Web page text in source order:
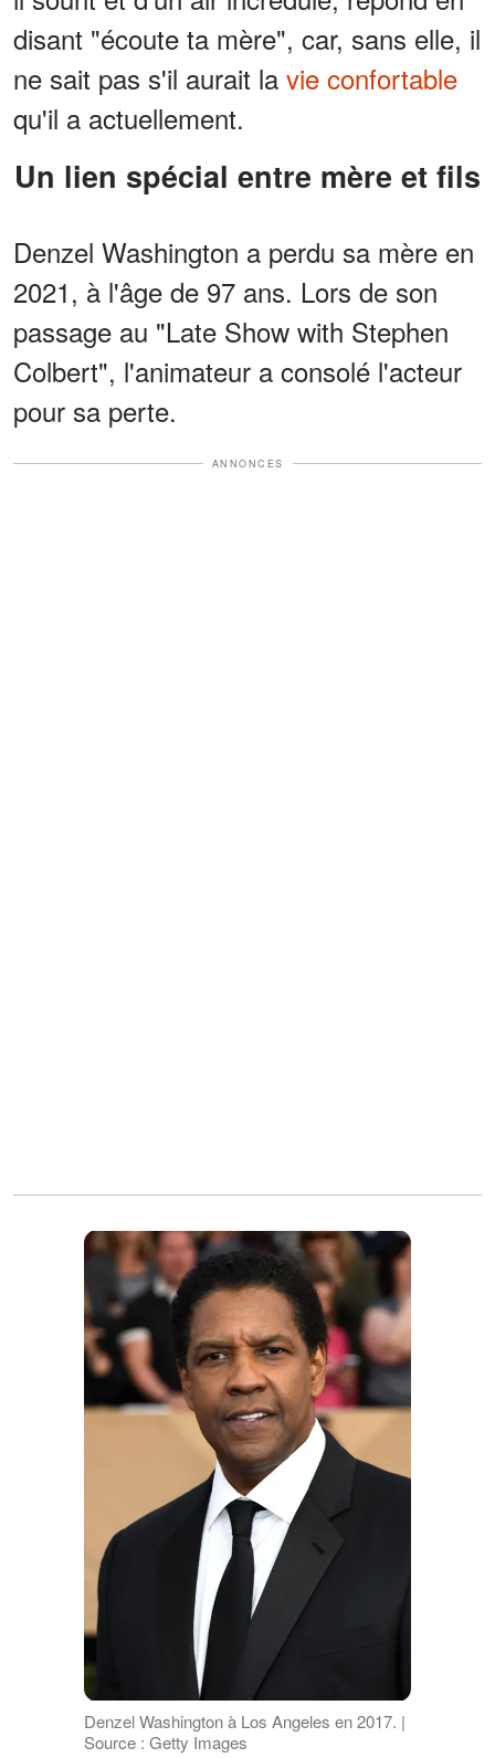
disant "écoute ta mère", car, sans elle, il
ne sait pas s'il aurait la vie confortable
qu'il a actuellement.
Un lien spécial entre mère et fils
Denzel Washington a perdu sa mère en
2021, à l'âge de 97 ans. Lors de son
passage au "Late Show with Stephen
Colbert", l'animateur a consolé l'acteur
pour sa perte.
ANNONCES
Denzel Washington à Los Angeles en 2017. |
Source : Getty Images